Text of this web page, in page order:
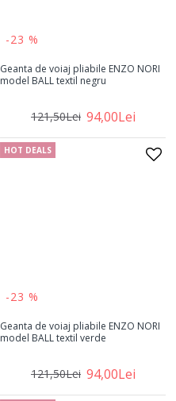
-23 %
Geanta de voiaj pliabile ENZO NORI
model BALL textil negru
94,00Lei
121,50Lei
HOT DEALS
-23 %
Geanta de voiaj pliabile ENZO NORI
model BALL textil verde
94,00Lei
121,50Lei